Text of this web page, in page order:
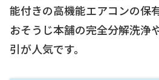
能付きの高機能エアコンの保
おそうじ本舗の完全分解洗浄
引が人気です。